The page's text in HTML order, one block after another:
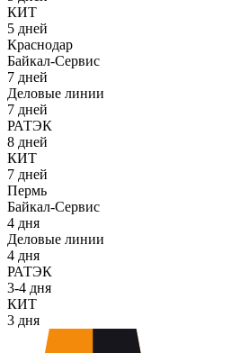
КИТ
5 дней
Краснодар
Байкал-Сервис
7 дней
Деловые линии
7 дней
РАТЭК
8 дней
КИТ
7 дней
Пермь
Байкал-Сервис
4 дня
Деловые линии
4 дня
РАТЭК
3-4 дня
КИТ
3 дня